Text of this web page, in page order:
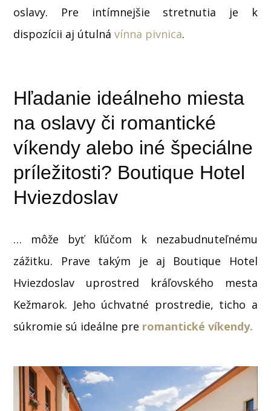
oslavy. Pre intímnejšie stretnutia je k
dispozícii aj útulnávínna pivnica.
Hľadanie ideálneho miesta
na oslavy či romantické
víkendy alebo iné špeciálne
príležitosti? Boutique Hotel
Hviezdoslav
… môže byť kľúčom k nezabudnuteľnému
zážitku. Prave takým je aj Boutique Hotel
Hviezdoslav uprostred kráľovského mesta
Kežmarok. Jeho úchvatné prostredie, ticho a
súkromie sú ideálne pre romantické víkendy.